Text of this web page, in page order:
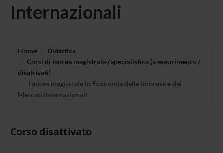
Internazionali
Home
Didattica
Corsi di laurea magistrale / specialistica (a esaurimento /
disattivati)
Laurea magistrale in Economia delle Imprese e dei
Mercati Internazionali
Corso disattivato